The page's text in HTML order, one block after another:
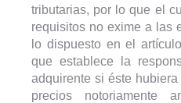
tributarias, por lo que el
requisitos no exime a las
lo dispuesto en el
que establece la
adquirente si éste
precios notoriamente